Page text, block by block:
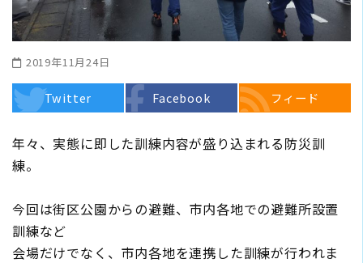
2019年11月24日
Twitter Facebook フィード
年々、実態に即した訓練内容が盛り込まれる防災訓
練。
今回は街区公園からの避難、市内各地での避難所設置
訓練など
会場だけでなく、市内各地を連携した訓練が行われま